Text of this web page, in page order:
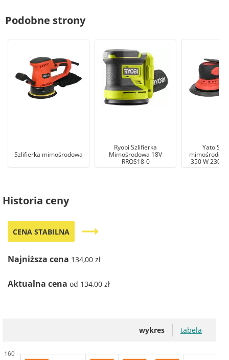
Podobne strony
Szlifierka mimośrodowa
Ryobi Szlifierka
Mimośrodowa 18V
RROS18-0
Yato
350 W 230 V
Historia ceny
CENA STABILNA trending_flat
Najniższa cena 134,00 zł
Aktualna cena od 134,00 zł
wykres tabela